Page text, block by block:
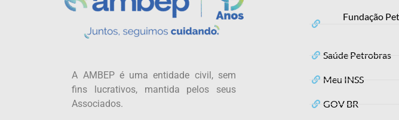
A AMBEP é uma entidade civil, sem
fins lucrativos, mantida pelos seus
Associados.
Fundação
Saúde Petrobras
Meu INSS
GOV BR